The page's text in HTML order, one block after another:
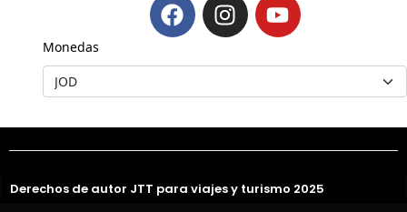
Monedas
Derechos de autor JTT para viajes y turismo 2025